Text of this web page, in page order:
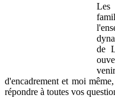
Les
de
d'encadrement et moi
répondre à toutes vos